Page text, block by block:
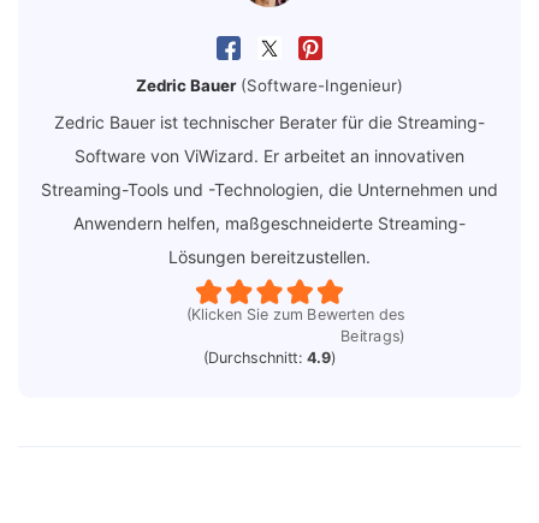
Zedric Bauer (Software-Ingenieur)
Zedric Bauer ist technischer Berater für die Streaming-
Software von ViWizard. Er arbeitet an innovativen
Streaming-Tools und -Technologien, die Unternehmen und
Anwendern helfen, maßgeschneiderte Streaming-
Lösungen bereitzustellen.
(Klicken Sie zum Bewerten des
Beitrags)
(Durchschnitt:4.9)